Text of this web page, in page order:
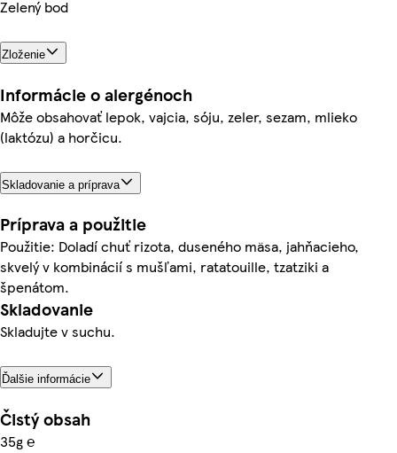
Zelený bod
Zloženie
Informácie o alergénoch
Môže obsahovať lepok, vajcia, sóju, zeler, sezam, mlieko
(laktózu) a horčicu.
Skladovanie a príprava
Príprava a použitie
Použitie: Doladí chuť rizota, duseného mäsa, jahňacieho,
skvelý v kombinácií s mušľami, ratatouille, tzatziki a
špenátom.
Skladovanie
Skladujte v suchu.
Ďalšie informácie
Čistý obsah
35g ℮